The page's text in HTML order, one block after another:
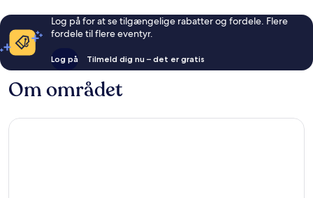
Log på for at se tilgængelige rabatter og fordele. Flere
fordele til flere eventyr.
Log på Tilmeld dig nu – det er gratis
Om området